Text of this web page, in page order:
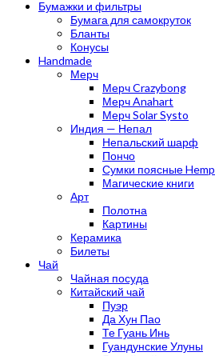
Бумажки и фильтры
Бумага для самокруток
Бланты
Конусы
Handmade
Мерч
Мерч Crazybong
Мерч Anahart
Мерч Solar Systo
Индия — Непал
Непальский шарф
Пончо
Сумки поясные Hemp
Магические книги
Арт
Полотна
Картины
Керамика
Билеты
Чай
Чайная посуда
Китайский чай
Пуэр
Да Хун Пао
Те Гуань Инь
Гуандунские Улуны